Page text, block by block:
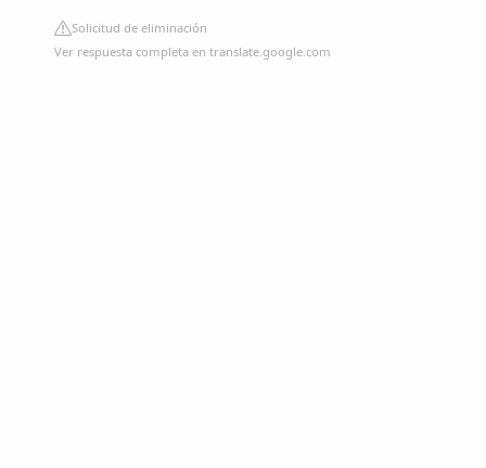
Solicitud de eliminación
Ver respuesta completa en translate.google.com